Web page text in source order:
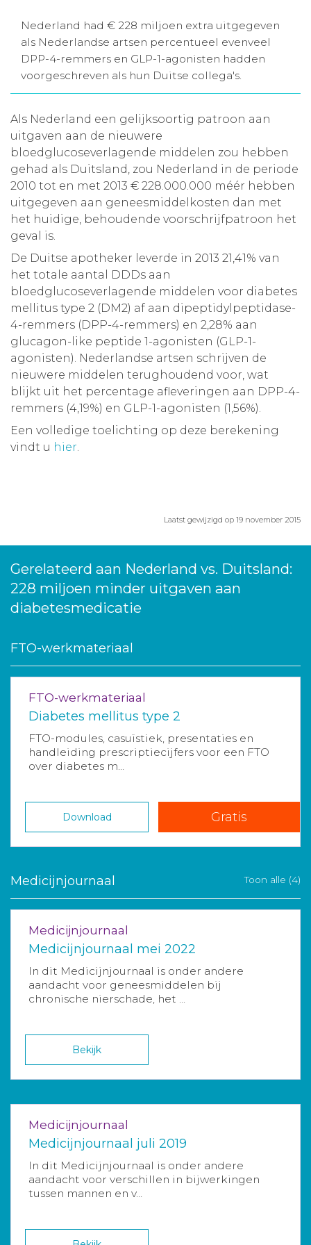
Aanmelden nieuwsbrief
Inloggen
Nederland had € 228 miljoen extra uitgegeven
als Nederlandse artsen percentueel evenveel
DPP-4-remmers en GLP-1-agonisten hadden
voorgeschreven als hun Duitse collega's.
Als Nederland een gelijksoortig patroon aan
uitgaven aan de nieuwere
bloedglucoseverlagende middelen zou hebben
gehad als Duitsland, zou Nederland in de periode
2010 tot en met 2013 € 228.000.000 méér hebben
uitgegeven aan geneesmiddelkosten dan met
het huidige, behoudende voorschrijfpatroon het
geval is.
De Duitse apotheker leverde in 2013 21,41% van
het totale aantal DDDs aan
bloedglucoseverlagende middelen voor diabetes
mellitus type 2 (DM2) af aan dipeptidylpeptidase-
4-remmers (DPP-4-remmers) en 2,28% aan
glucagon-like peptide 1-agonisten (GLP-1-
agonisten). Nederlandse artsen schrijven de
nieuwere middelen terughoudend voor, wat
blijkt uit het percentage afleveringen aan DPP-4-
remmers (4,19%) en GLP-1-agonisten (1,56%).
Een volledige toelichting op deze berekening
vindt u hier.
Laatst gewijzigd op 19 november 2015
Gerelateerd aan Nederland vs. Duitsland:
228 miljoen minder uitgaven aan
diabetesmedicatie
FTO-werkmateriaal
FTO-werkmateriaal
Diabetes mellitus type 2
FTO-modules, casuïstiek, presentaties en
handleiding prescriptiecijfers voor een FTO
over diabetes m...
Download Gratis
Medicijnjournaal Toon alle (4)
Medicijnjournaal
Medicijnjournaal mei 2022
In dit Medicijnjournaal is onder andere
aandacht voor geneesmiddelen bij
chronische nierschade, het ...
Bekijk
Medicijnjournaal
Medicijnjournaal juli 2019
In dit Medicijnjournaal is onder andere
aandacht voor verschillen in bijwerkingen
tussen mannen en v...